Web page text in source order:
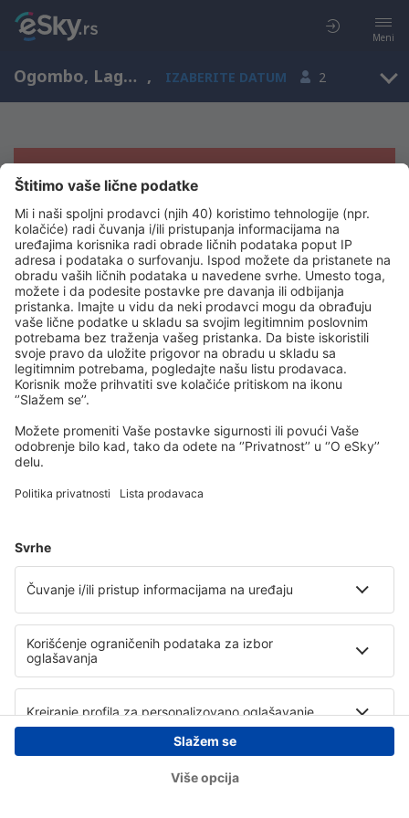
Meni
Ogombo, Lagos, Nigerija , IZABERITE DATUM 2
Žao nam je, ne možemo da prikažemo
rezultate
Pokušajte još jednom kad izaberete druge kriterijume
Copyright © eSky.rs. Sva prava zadržana.